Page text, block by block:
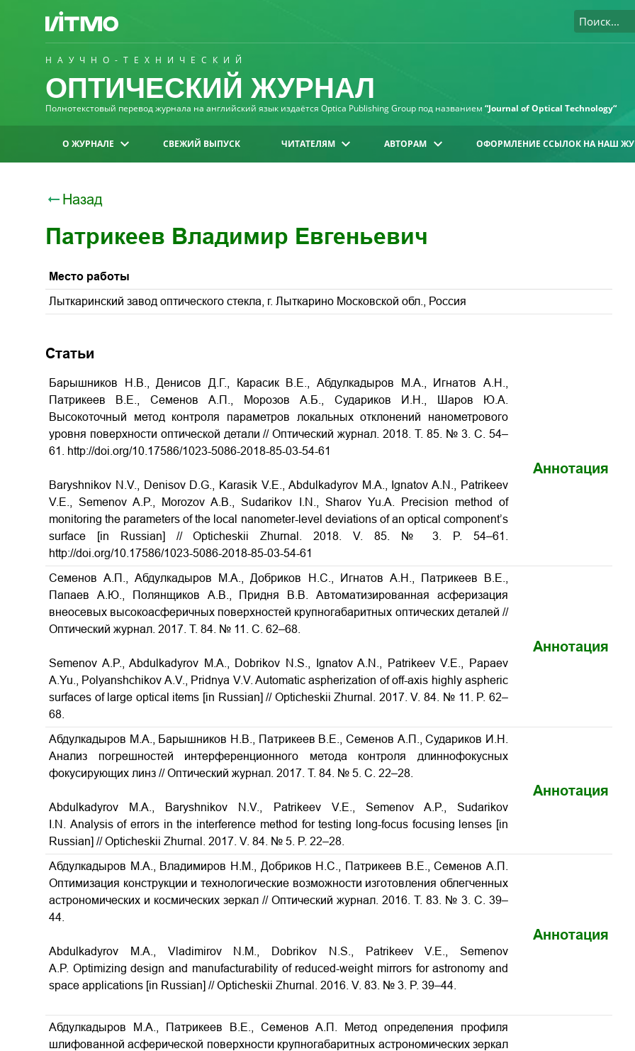
НАУЧНО-ТЕХНИЧЕСКИЙ
ОПТИЧЕСКИЙ ЖУРНАЛ
Полнотекстовый перевод журнала на английский язык издаётся Optica Publishing Group под названием “Journal of Optical Technology“
О ЖУРНАЛЕ СВЕЖИЙ ВЫПУСК ЧИТАТЕЛЯМ АВТОРАМ ОФОРМЛЕНИЕ ССЫЛОК НА НАШ
Назад
Патрикеев Владимир Евгеньевич
Место работы
Лыткаринский завод оптического стекла, г. Лыткарино Московской обл., Россия
Статьи
Барышников Н.В., Денисов Д.Г., Карасик В.Е., Абдулкадыров М.А., Игнатов А.Н.,
Патрикеев В.Е., Семенов А.П., Морозов А.Б., Судариков И.Н., Шаров Ю.А.
Высокоточный метод контроля параметров локальных отклонений нанометрового
уровня поверхности оптической детали// Оптический журнал. 2018. Т. 85. № 3. С. 54–
61. http://doi.org/10.17586/1023-5086-2018-85-03-54-61
Baryshnikov N.V., Denisov D.G., Karasik V.E., Abdulkadyrov M.A., Ignatov A.N., Patrikeev
V.E., Semenov A.P., Morozov A.B., Sudarikov I.N., Sharov Yu.A. Precision method of
monitoring the parameters of the local nanometer-level deviations of an optical component’s
surface
[in Russian] // Opticheskii Zhurnal. 2018. V. 85. № 3. P. 54–61.
http://doi.org/10.17586/1023-5086-2018-85-03-54-61
Аннотация
Семенов А.П., Абдулкадыров М.А., Добриков Н.С., Игнатов А.Н., Патрикеев В.Е.,
Папаев А.Ю., Полянщиков А.В., Придня В.В. Автоматизированная асферизация
внеосевых высокоасферичных поверхностей крупногабаритных оптических деталей //
Оптический журнал. 2017. Т. 84. № 11. С. 62–68.
Semenov A.P., Abdulkadyrov M.A., Dobrikov N.S., Ignatov A.N., Patrikeev V.E., Papaev
A.Yu., Polyanshchikov A.V., Pridnya V.V. Automatic aspherization of off-axis highly aspheric
surfaces of large optical items [in Russian] // Opticheskii Zhurnal. 2017. V. 84. № 11. P. 62–
68.
Аннотация
Абдулкадыров М.А., Барышников Н.В., Патрикеев В.Е., Семенов А.П., Судариков И.Н.
Анализ погрешностей интерференционного метода контроля длиннофокусных
фокусирующих линз // Оптический журнал. 2017. Т. 84. № 5. С. 22–28.
Abdulkadyrov M.A., Baryshnikov N.V., Patrikeev V.E., Semenov A.P., Sudarikov
I.N. Analysis of errors in the interference method for testing long-focus focusing lenses [in
Russian] // Opticheskii Zhurnal. 2017. V. 84. № 5. P. 22–28.
Аннотация
Абдулкадыров М.А., Владимиров Н.М., Добриков Н.С., Патрикеев В.Е., Семенов А.П.
Оптимизация конструкции и технологические возможности изготовления облегченных
астрономических и космических зеркал // Оптический журнал. 2016. Т. 83. № 3. С. 39–
44.
Abdulkadyrov M.A., Vladimirov N.M., Dobrikov N.S., Patrikeev V.E., Semenov
A.P. Optimizing design and manufacturability of reduced-weight mirrors for astronomy and
space applications [in Russian] // Opticheskii Zhurnal. 2016. V. 83. № 3. P. 39–44.
Аннотация
Абдулкадыров М.А., Патрикеев В.Е., Семенов А.П. Метод определения профиля
шлифованной асферической поверхности крупногабаритных астрономических зеркал